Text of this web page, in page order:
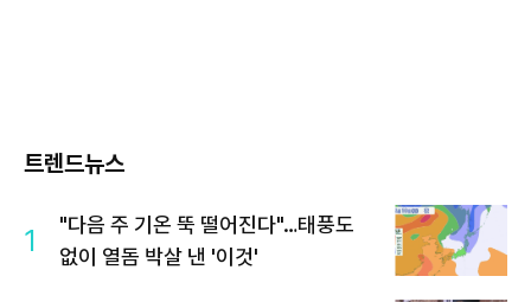
트렌드뉴스
1
"다음 주 기온 뚝 떨어진다"…태풍도
없이 열돔 박살 낸 '이것'